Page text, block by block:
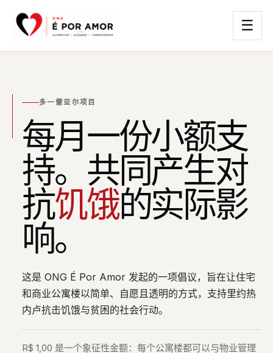
☰
多一雷亚尔项目
每月一份小额支
持。共同产生对
抗饥饿的实际影
响。
这是 ONG É Por Amor 发起的一项倡议，旨在让住宅
和商业公寓楼以简单、自愿且透明的方式，支持里约热
内卢抗击饥饿与贫困的社会行动。
R$ 1,00 是一个象征性金额：每个公寓楼都可以与物业管理